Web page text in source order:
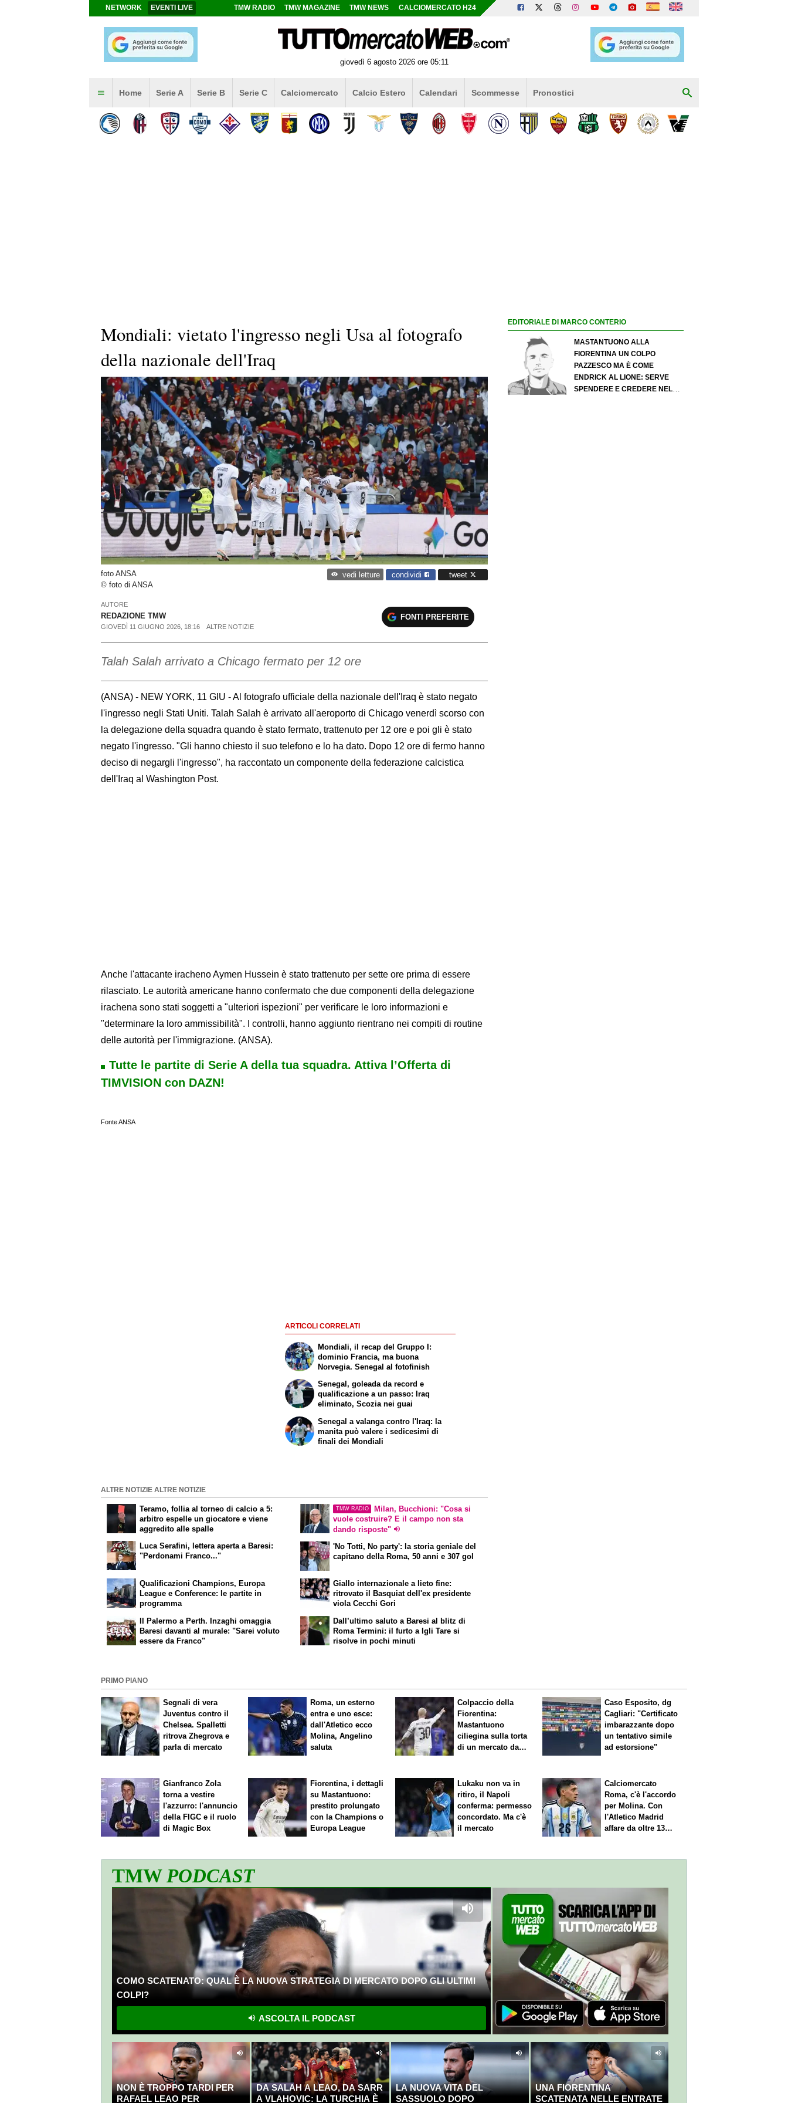
NETWORK EVENTI LIVE TMW RADIO TMW MAGAZINE TMW NEWS CALCIOMERCATO H24
giovedì 6 agosto 2026 ore 05:11
Home Serie A Serie B Serie C Calciomercato Calcio Estero Calendari Scommesse Pronostici
Mondiali: vietato l'ingresso negli Usa al fotografo
della nazionale dell'Iraq
foto ANSA
© foto di ANSA
vedi letture condividi tweet
AUTORE
REDAZIONE TMW
GIOVEDÌ 11 GIUGNO 2026, 18:16 ALTRE NOTIZIE
FONTI PREFERITE
Talah Salah arrivato a Chicago fermato per 12 ore
(ANSA) - NEW YORK, 11 GIU - Al fotografo ufficiale della nazionale dell'Iraq è stato negato
l'ingresso negli Stati Uniti. Talah Salah è arrivato all'aeroporto di Chicago venerdì scorso con
la delegazione della squadra quando è stato fermato, trattenuto per 12 ore e poi gli è stato
negato l'ingresso. "Gli hanno chiesto il suo telefono e lo ha dato. Dopo 12 ore di fermo hanno
deciso di negargli l'ingresso", ha raccontato un componente della federazione calcistica
dell'Iraq al Washington Post.
Anche l'attacante iracheno Aymen Hussein è stato trattenuto per sette ore prima di essere
rilasciato. Le autorità americane hanno confermato che due componenti della delegazione
irachena sono stati soggetti a "ulteriori ispezioni" per verificare le loro informazioni e
"determinare la loro ammissibilità". I controlli, hanno aggiunto rientrano nei compiti di routine
delle autorità per l'immigrazione. (ANSA).
Tutte le partite di Serie A della tua squadra. Attiva l’Offerta di
TIMVISION con DAZN!
Fonte ANSA
ARTICOLI CORRELATI
Mondiali, il recap del Gruppo I:
dominio Francia, ma buona
Norvegia. Senegal al fotofinish
Senegal, goleada da record e
qualificazione a un passo: Iraq
eliminato, Scozia nei guai
Senegal a valanga contro l'Iraq: la
manita può valere i sedicesimi di
finali dei Mondiali
ALTRE NOTIZIE ALTRE NOTIZIE
Teramo, follia al torneo di calcio a 5:
arbitro espelle un giocatore e viene
aggredito alle spalle
Luca Serafini, lettera aperta a Baresi:
"Perdonami Franco..."
TMW RADIO
Milan, Bucchioni: "Cosa si
vuole costruire? E il campo non sta
dando risposte"
'No Totti, No party': la storia geniale del
capitano della Roma, 50 anni e 307 gol
Qualificazioni Champions, Europa
League e Conference: le partite in
programma
Il Palermo a Perth. Inzaghi omaggia
Baresi davanti al murale: "Sarei voluto
essere da Franco"
Giallo internazionale a lieto fine:
ritrovato il Basquiat dell'ex presidente
viola Cecchi Gori
Dall’ultimo saluto a Baresi al blitz di
Roma Termini: il furto a Igli Tare si
risolve in pochi minuti
EDITORIALE DI MARCO CONTERIO
MASTANTUONO ALLA
FIORENTINA UN COLPO
PAZZESCO MA È COME
ENDRICK AL LIONE: SERVE
SPENDERE E CREDERE NELLO
PRIMO PIANO
Segnali di vera
Juventus contro il
Chelsea. Spalletti
ritrova Zhegrova e
parla di mercato
Roma, un esterno
entra e uno esce:
dall'Atletico ecco
Molina, Angelino
saluta
Colpaccio della
Fiorentina:
Mastantuono
ciliegina sulla torta
di un mercato da
Caso Esposito, dg
Cagliari: "Certificato
imbarazzante dopo
un tentativo simile
ad estorsione"
Gianfranco Zola
torna a vestire
l'azzurro: l'annuncio
della FIGC e il ruolo
di Magic Box
Fiorentina, i dettagli
su Mastantuono:
prestito prolungato
con la Champions o
Europa League
Lukaku non va in
ritiro, il Napoli
conferma: permesso
concordato. Ma c'è
il mercato
Calciomercato
Roma, c'è l'accordo
per Molina. Con
l'Atletico Madrid
affare da oltre 13
TMWPODCAST
COMO SCATENATO: QUAL È LA NUOVA STRATEGIA DI MERCATO DOPO GLI ULTIMI
COLPI?
ASCOLTA IL PODCAST
NON È TROPPO TARDI PER
RAFAEL LEAO PER
DA SALAH A LEAO, DA SARR
A VLAHOVIC: LA TURCHIA È
LA NUOVA VITA DEL
SASSUOLO DOPO
UNA FIORENTINA
SCATENATA NELLE ENTRATE